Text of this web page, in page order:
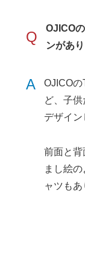
Q
OJICO
ンがあ
A
OJICO
ど、子
デザイン
前面と
まし絵
ャツもあ